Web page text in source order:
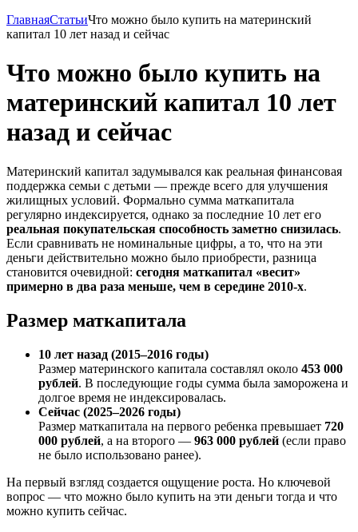
ГлавнаяСтатьиЧто можно было купить на материнский
капитал 10 лет назад и сейчас
Что можно было купить на
материнский капитал 10 лет
назад и сейчас
Материнский капитал задумывался как реальная финансовая
поддержка семьи с детьми — прежде всего для улучшения
жилищных условий. Формально сумма маткапитала
регулярно индексируется, однако за последние 10 лет его
реальная покупательская способность заметно снизилась.
Если сравнивать не номинальные цифры, а то, что на эти
деньги действительно можно было приобрести, разница
становится очевидной: сегодня маткапитал «весит»
примерно в два раза меньше, чем в середине 2010-х.
Размер маткапитала
10 лет назад (2015–2016 годы)
Размер материнского капитала составлял около 453 000
рублей. В последующие годы сумма была заморожена и
долгое время не индексировалась.
Сейчас (2025–2026 годы)
Размер маткапитала на первого ребенка превышает 720
000 рублей, а на второго — 963 000 рублей (если право
не было использовано ранее).
На первый взгляд создается ощущение роста. Но ключевой
вопрос — что можно было купить на эти деньги тогда и что
можно купить сейчас.